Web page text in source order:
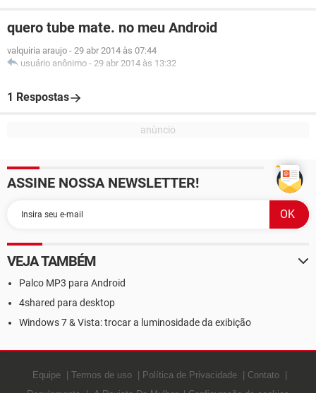
quero tube mate. no meu Android
valquiria araujo - 29 abr 2014 às 07:44
usuário anônimo - 29 abr 2014 às 13:32
1 Respostas
ASSINE NOSSA NEWSLETTER!
VEJA TAMBÉM
Palco MP3 para Android
4shared para desktop
Windows 7 & Vista: trocar a luminosidade da exibição
Equipe Termos de uso Política de Privacidade
Contato